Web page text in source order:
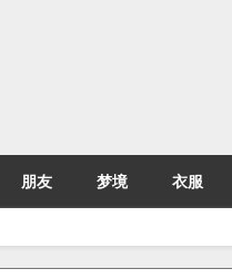
朋友 梦境 衣服